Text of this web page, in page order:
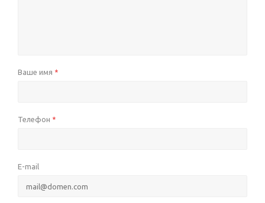
Ваше имя *
Телефон *
E-mail